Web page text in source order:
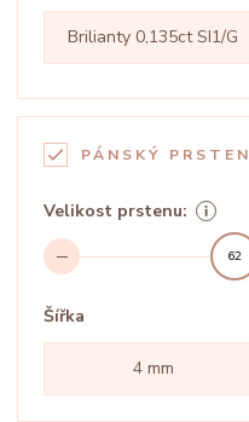
Brilianty 0,135ct SI1/G
PÁNSKÝ PRSTEN
Velikost prstenu:
62
Šířka
4 mm